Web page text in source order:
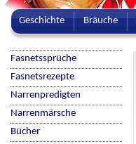
Geschichte Bräuche
Fasnetssprüche
Fasnetsrezepte
Narrenpredigten
Narrenmärsche
Bücher